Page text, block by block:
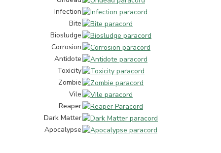
Infection
Bite
Biosludge
Corrosion
Antidote
Toxicity
Zombie
Vile
Reaper
Dark Matter
Apocalypse